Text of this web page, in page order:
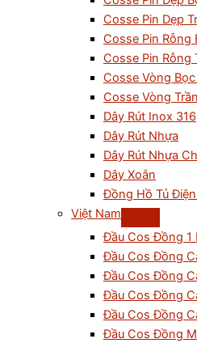
Cosse Pin Dẹp
Cosse Pin Rỗng
Cosse Pin Rỗng
Cosse Vòng
Cosse Vòng Trần
Dây Rút Inox 316
Dây Rút Nhựa
Dây Rút Nhựa
Dây Xoắn
Đồng Hồ Tủ
Việt Nam
Đầu Cos Đồng 1
Đầu Cos Đồng
Đầu Cos Đồng
Đầu Cos Đồng
Đầu Cos Đồng
Đầu Cos Đồng